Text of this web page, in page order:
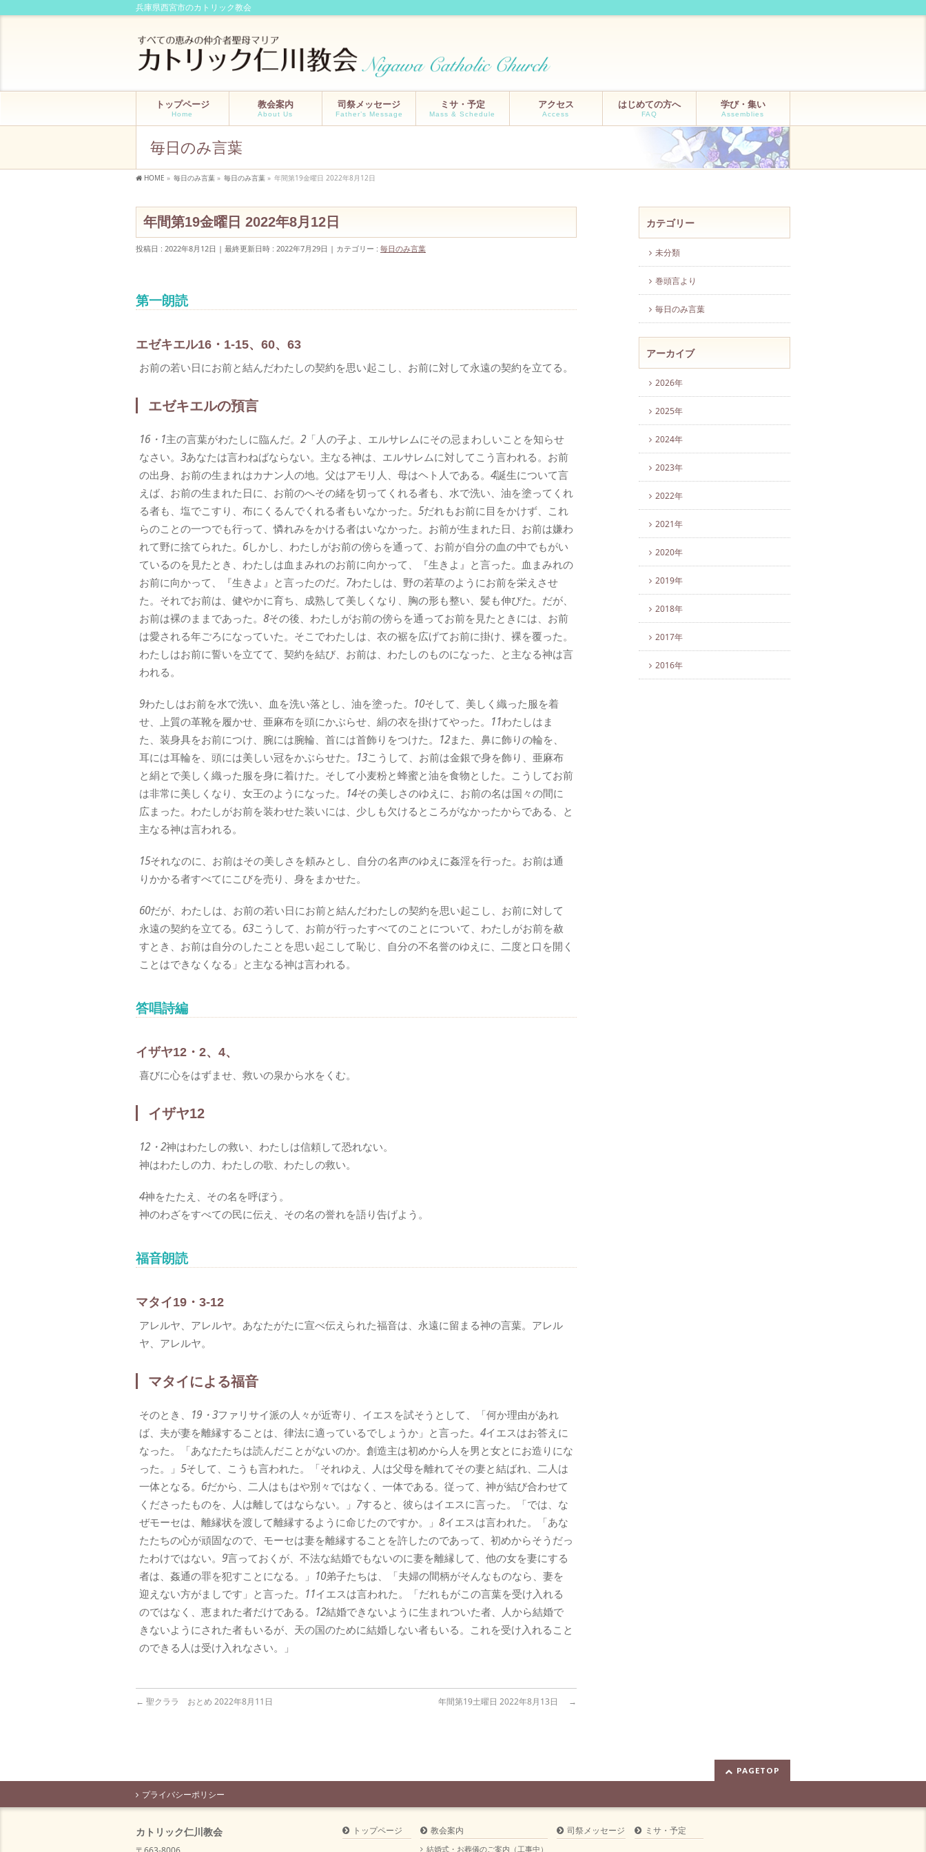
兵庫県西宮市のカトリック教会
トップページ
Home
教会案内
About Us
司祭メッセージ
Father’s Message
ミサ・予定
Mass & Schedule
アクセス
Access
はじめての方へ
FAQ
学び・集い
Assemblies
毎日のみ言葉
HOME » 毎日のみ言葉 » 毎日のみ言葉 » 年間第19金曜日 2022年8月12日
年間第19金曜日 2022年8月12日
投稿日 : 2022年8月12日 最終更新日時 : 2022年7月29日 カテゴリー : 毎日のみ言葉
第一朗読
エゼキエル16・1-15、60、63
お前の若い日にお前と結んだわたしの契約を思い起こし、お前に対して永遠の契約を立てる。
エゼキエルの預言
16・1主の言葉がわたしに臨んだ。 2 「人の子よ、エルサレムにその忌まわしいことを知らせ
なさい。 3あなたは言わねばならない。主なる神は、エルサレムに対してこう言われる。お前
の出身、お前の生まれはカナン人の地。父はアモリ人、母はヘト人である。 4誕生について言
えば、お前の生まれた日に、お前のへその緒を切ってくれる者も、水で洗い、油を塗ってくれ
る者も、塩でこすり、布にくるんでくれる者もいなかった。 5だれもお前に目をかけず、これ
らのことの一つでも行って、憐れみをかける者はいなかった。お前が生まれた日、お前は嫌わ
れて野に捨てられた。 6しかし、わたしがお前の傍らを通って、お前が自分の血の中でもがい
ているのを見たとき、わたしは血まみれのお前に向かって、『生きよ』と言った。血まみれの
お前に向かって、『生きよ』と言ったのだ。 7わたしは、野の若草のようにお前を栄えさせ
た。それでお前は、健やかに育ち、成熟して美しくなり、胸の形も整い、髪も伸びた。だが、
お前は裸のままであった。 8その後、わたしがお前の傍らを通ってお前を見たときには、お前
は愛される年ごろになっていた。そこでわたしは、衣の裾を広げてお前に掛け、裸を覆った。
わたしはお前に誓いを立てて、契約を結び、お前は、わたしのものになった、と主なる神は言
われる。
9わたしはお前を水で洗い、血を洗い落とし、油を塗った。 10そして、美しく織った服を着
せ、上質の革靴を履かせ、亜麻布を頭にかぶらせ、絹の衣を掛けてやった。 11わたしはま
た、装身具をお前につけ、腕には腕輪、首には首飾りをつけた。 12また、鼻に飾りの輪を、
耳には耳輪を、頭には美しい冠をかぶらせた。 13こうして、お前は金銀で身を飾り、亜麻布
と絹とで美しく織った服を身に着けた。そして小麦粉と蜂蜜と油を食物とした。こうしてお前
は非常に美しくなり、女王のようになった。 14その美しさのゆえに、お前の名は国々の間に
広まった。わたしがお前を装わせた装いには、少しも欠けるところがなかったからである、と
主なる神は言われる。
15それなのに、お前はその美しさを頼みとし、自分の名声のゆえに姦淫を行った。お前は通
りかかる者すべてにこびを売り、身をまかせた。
60だが、わたしは、お前の若い日にお前と結んだわたしの契約を思い起こし、お前に対して
永遠の契約を立てる。 63こうして、お前が行ったすべてのことについて、わたしがお前を赦
すとき、お前は自分のしたことを思い起こして恥じ、自分の不名誉のゆえに、二度と口を開く
ことはできなくなる」と主なる神は言われる。
答唱詩編
イザヤ12・2、4、
喜びに心をはずませ、救いの泉から水をくむ。
イザヤ12
12・2神はわたしの救い、わたしは信頼して恐れない。
神はわたしの力、わたしの歌、わたしの救い。
4神をたたえ、その名を呼ぼう。
神のわざをすべての民に伝え、その名の誉れを語り告げよう。
福音朗読
マタイ19・3-12
アレルヤ、アレルヤ。あなたがたに宣べ伝えられた福音は、永遠に留まる神の言葉。アレル
ヤ、アレルヤ。
マタイによる福音
そのとき、 19・3ファリサイ派の人々が近寄り、イエスを試そうとして、「何か理由があれ
ば、夫が妻を離縁することは、律法に適っているでしょうか」と言った。 4イエスはお答えに
なった。「あなたたちは読んだことがないのか。創造主は初めから人を男と女とにお造りにな
った。」 5そして、こうも言われた。「それゆえ、人は父母を離れてその妻と結ばれ、二人は
一体となる。 6だから、二人はもはや別々ではなく、一体である。従って、神が結び合わせて
くださったものを、人は離してはならない。」 7すると、彼らはイエスに言った。「では、な
ぜモーセは、離縁状を渡して離縁するように命じたのですか。」 8イエスは言われた。「あな
たたちの心が頑固なので、モーセは妻を離縁することを許したのであって、初めからそうだっ
たわけではない。 9言っておくが、不法な結婚でもないのに妻を離縁して、他の女を妻にする
者は、姦通の罪を犯すことになる。」 10弟子たちは、「夫婦の間柄がそんなものなら、妻を
迎えない方がましです」と言った。 11イエスは言われた。「だれもがこの言葉を受け入れる
のではなく、恵まれた者だけである。 12結婚できないように生まれついた者、人から結婚で
きないようにされた者もいるが、天の国のために結婚しない者もいる。これを受け入れること
のできる人は受け入れなさい。」
← 聖クララ おとめ 2022年8月11日 年間第19土曜日 2022年8月13日 →
カテゴリー
未分類
巻頭言より
毎日のみ言葉
アーカイブ
2026年
2025年
2024年
2023年
2022年
2021年
2020年
2019年
2018年
2017年
2016年
PAGETOP
プライバシーポリシー
カトリック仁川教会 トップページ 教会案内
結婚式・お葬儀のご案内（工事中）
司祭メッセージ ミサ・予定